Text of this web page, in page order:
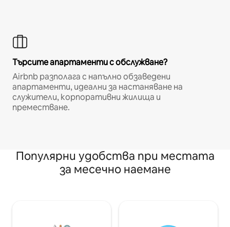
Търсите апартаменти с обслужване?
Airbnb разполага с напълно обзаведени
апартаменти, идеални за настаняване на
служители, корпоративни жилища и
преместване.
Популярни удобства при местата
за месечно наемане